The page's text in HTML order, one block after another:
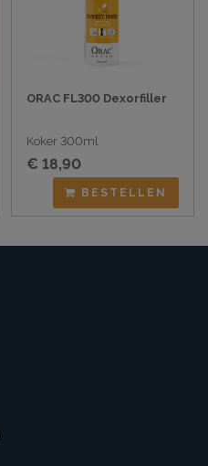
ORAC FL300 Dexorfiller
Koker 300ml
€ 18,90
BESTELLEN